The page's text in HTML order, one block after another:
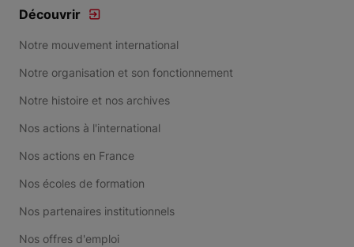
Découvrir
Notre mouvement international
Notre organisation et son fonctionnement
Notre histoire et nos archives
Nos actions à l'international
Nos actions en France
Nos écoles de formation
Nos partenaires institutionnels
Nos offres d'emploi